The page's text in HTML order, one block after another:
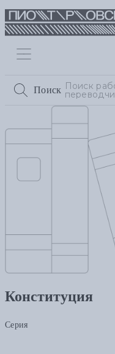
Поиск
Конституция
Серия